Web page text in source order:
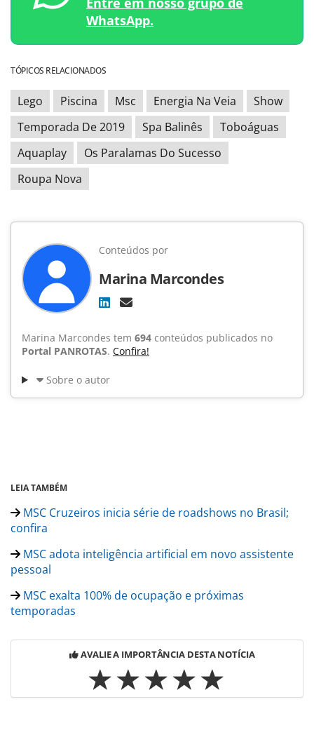
WhatsApp.
TÓPICOS RELACIONADOS
Lego Piscina Msc Energia Na Veia
Show
Temporada De 2019
Spa Balinês
Toboáguas
Aquaplay
Os Paralamas Do Sucesso
Roupa Nova
Conteúdos por
Marina Marcondes
Marina Marcondes tem 694 conteúdos publicados no
Portal PANROTAS. Confira!
Sobre o autor
LEIA TAMBÉM
MSC Cruzeiros inicia série de roadshows no Brasil;
confira
MSC adota inteligência artificial em novo assistente
pessoal
MSC exalta 100% de ocupação e próximas
temporadas
AVALIE A IMPORTÂNCIA DESTA NOTÍCIA